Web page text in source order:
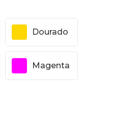
Dourado
Magenta